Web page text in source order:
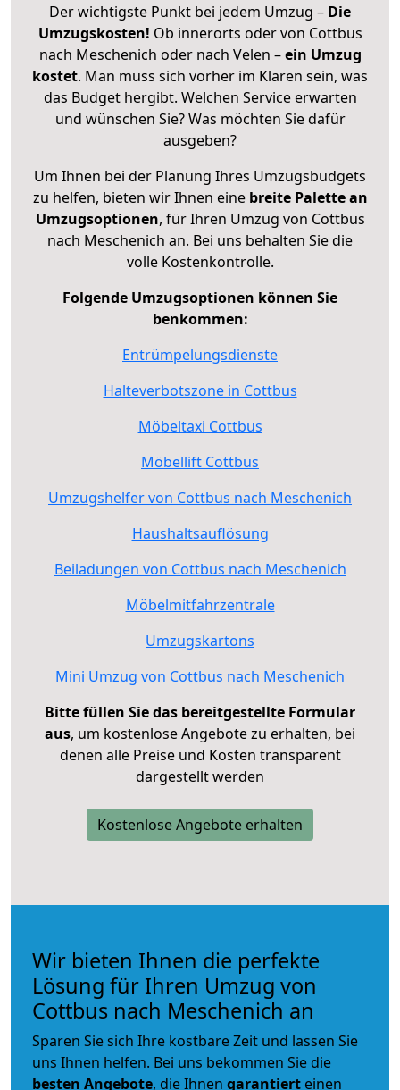
Der wichtigste Punkt bei jedem Umzug – Die
Umzugskosten! Ob innerorts oder von Cottbus
nach Meschenich oder nach Velen –ein Umzug
kostet. Man muss sich vorher im Klaren sein, was
das Budget hergibt. Welchen Service erwarten
und wünschen Sie? Was möchten Sie dafür
ausgeben?
Um Ihnen bei der Planung Ihres Umzugsbudgets
zu helfen, bieten wir Ihnen eine breite Palette an
Umzugsoptionen, für Ihren Umzug von Cottbus
nach Meschenich an. Bei uns behalten Sie die
volle Kostenkontrolle.
Folgende Umzugsoptionen können Sie
benkommen:
Entrümpelungsdienste
Halteverbotszone in Cottbus
Möbeltaxi Cottbus
Möbellift Cottbus
Umzugshelfer von Cottbus nach Meschenich
Haushaltsauflösung
Beiladungen von Cottbus nach Meschenich
Möbelmitfahrzentrale
Umzugskartons
Mini Umzug von Cottbus nach Meschenich
Bitte füllen Sie das bereitgestellte Formular
aus, um kostenlose Angebote zu erhalten, bei
denen alle Preise und Kosten transparent
dargestellt werden
Kostenlose Angebote erhalten
Wir bieten Ihnen die perfekte
Lösung für Ihren Umzug von
Cottbus nach Meschenich an
Sparen Sie sich Ihre kostbare Zeit und lassen Sie
uns Ihnen helfen. Bei uns bekommen Sie die
besten Angebote, die Ihnen garantiert einen